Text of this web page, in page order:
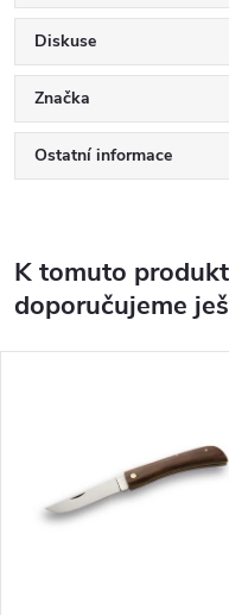
Diskuse
Značka
Ostatní informace
K tomuto
doporučujeme